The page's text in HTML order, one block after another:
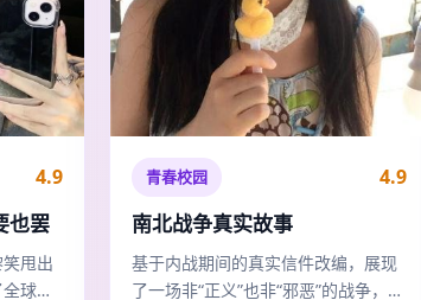
4.9
也罢
甩出
球首
青春校园 4.9
南北战争真实故事
基于内战期间的真实信件改编，展现
了一场非“正义”也非“邪恶”的战争，只